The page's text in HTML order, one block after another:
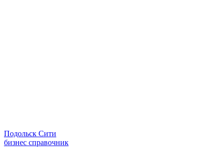
Подольск Сити
бизнес справочник